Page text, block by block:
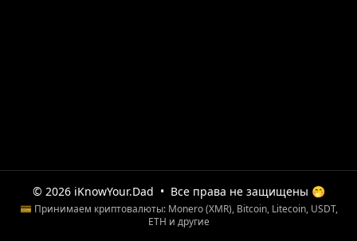
© 2026 iKnowYour.Dad • Все права не защищены 🤭
💳 Принимаем криптовалюты: Monero (XMR), Bitcoin, Litecoin, USDT,
ETH и другие